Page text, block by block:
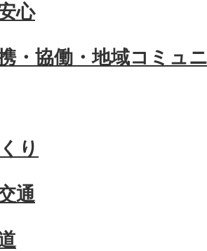
心
・協働・地域コミュ
り
通